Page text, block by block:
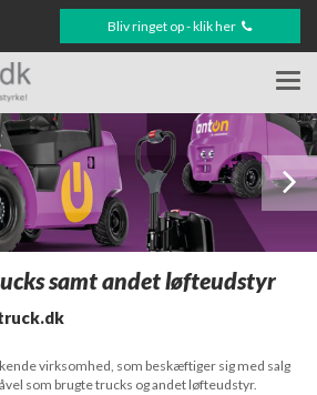
Bliv ringet op - klik her
samt andet løfteudstyr
virksomhed, som beskæftiger sig med salg
som brugte trucks og andet løfteudstyr.